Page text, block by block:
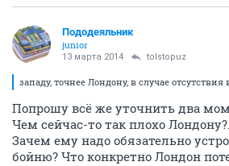
Пододеяльник
junior
13 марта 2014 tolstopuz
западу, точнее Лондону, в случае
Попрошу всё же уточнить два
Чем сейчас-то так плохо Лондону?.
Зачем ему надо обязательно
бойню? Что конкретно Лондон